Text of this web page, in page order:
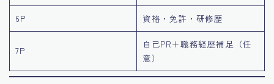
6P 資格・免許・研修歴
7P
自己PR＋職務経歴補足（任
意）